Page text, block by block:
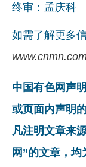
终审：孟庆科
如需了解更多
中国有色网声
或页面内声明
凡注明文章来
网”的文章，